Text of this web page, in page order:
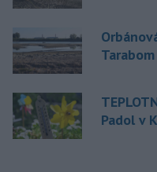
Padol v